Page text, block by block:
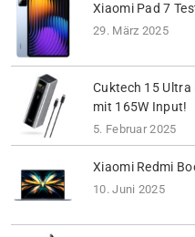
Xiaomi Pad 7
29. März 2025
Cuktech 15
mit 165W Input!
5. Februar 2025
Xiaomi Redmi
10. Juni 2025